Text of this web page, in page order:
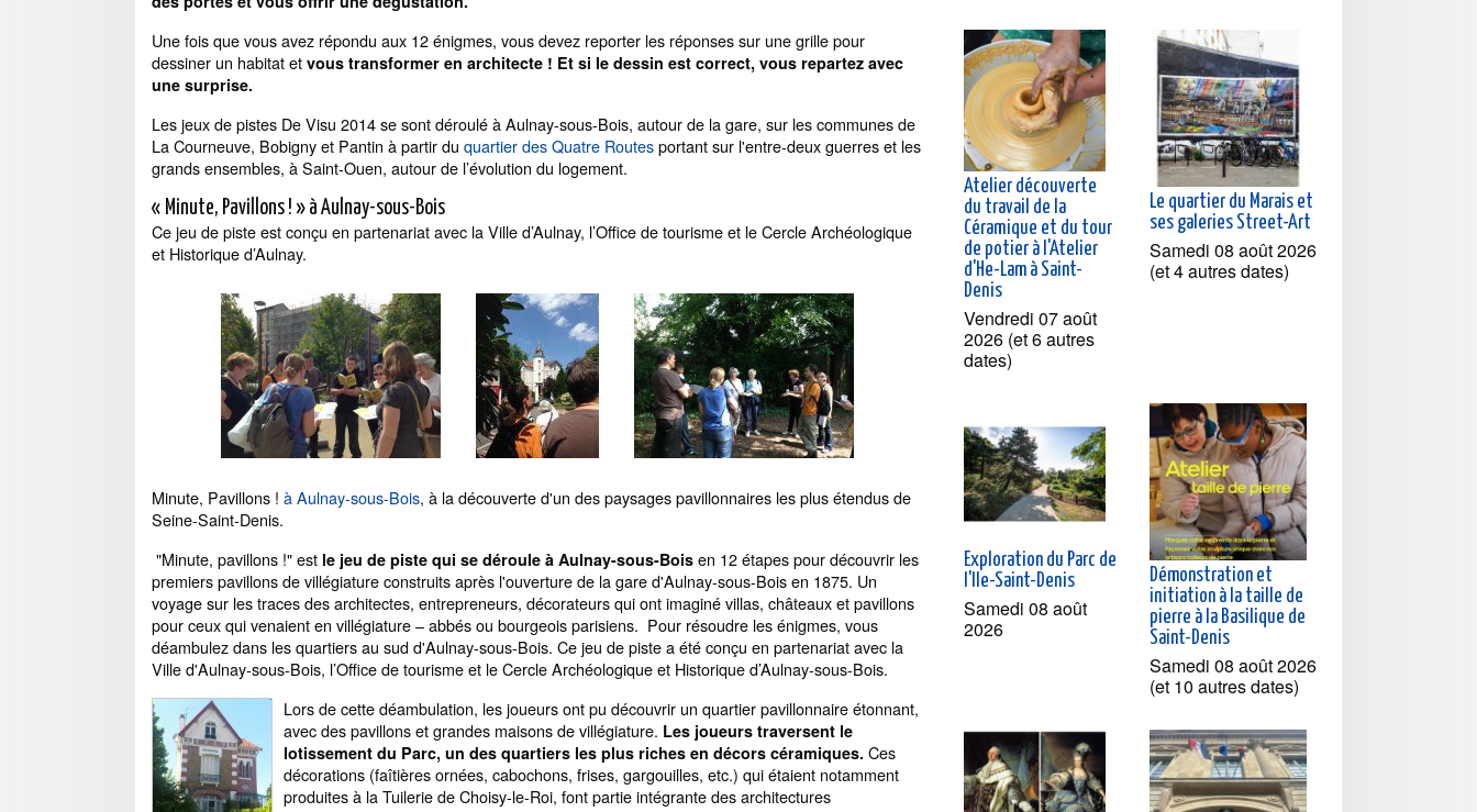
Une fois que vous avez répondu aux 12 énigmes, vous devez reporter les réponses sur une grille pour
dessiner un habitat et vous transformer en architecte ! Et si le dessin est correct, vous repartez avec
une surprise.
Les jeux de pistes De Visu 2014 se sont déroulé à Aulnay-sous-Bois, autour de la gare, sur les communes de
La Courneuve, Bobigny et Pantin à partir du quartier des Quatre Routesportant sur l'entre-deux guerres et les
grands ensembles, à Saint-Ouen, autour de l’évolution du logement.
« Minute, Pavillons ! » à Aulnay-sous-Bois
Ce jeu de piste est conçu en partenariat avec la Ville d’Aulnay, l’Office de tourisme et le Cercle Archéologique
et Historique d’Aulnay.
Minute, Pavillons ! à Aulnay-sous-Bois, à la découverte d'un des paysages pavillonnaires les plus étendus de
Seine-Saint-Denis.
"Minute, pavillons !" est le jeu de piste qui se déroule à Aulnay-sous-Bois en 12 étapes pour découvrir les
premiers pavillons de villégiature construits après l'ouverture de la gare d'Aulnay-sous-Bois en 1875. Un
voyage sur les traces des architectes, entrepreneurs, décorateurs qui ont imaginé villas, châteaux et pavillons
pour ceux qui venaient en villégiature – abbés ou bourgeois parisiens. Pour résoudre les énigmes, vous
déambulez dans les quartiers au sud d'Aulnay-sous-Bois. Ce jeu de piste a été conçu en partenariat avec la
Ville d'Aulnay-sous-Bois, l’Office de tourisme et le Cercle Archéologique et Historique d’Aulnay-sous-Bois.
Lors de cette déambulation, les joueurs ont pu découvrir un quartier pavillonnaire étonnant,
avec des pavillons et grandes maisons de villégiature. Les joueurs traversent le
lotissement du Parc, un des quartiers les plus riches en décors céramiques. Ces
décorations (faîtières ornées, cabochons, frises, gargouilles, etc.) qui étaient notamment
produites à la Tuilerie de Choisy-le-Roi, font partie intégrante des architectures
Atelier découverte
du travail de la
Céramique et du tour
de potier à l'Atelier
d'He-Lam à Saint-
Denis
Vendredi 07 août
2026 (et 6 autres
dates)
Le quartier du Marais et
ses galeries Street-Art
Samedi 08 août 2026
(et 4 autres dates)
Exploration du Parc de
l'Ile-Saint-Denis
Samedi 08 août
2026
Démonstration et
initiation à la taille de
pierre à la Basilique de
Saint-Denis
Samedi 08 août 2026
(et 10 autres dates)